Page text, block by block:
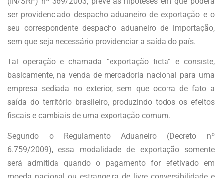
ser providenciado despacho aduaneiro de exportação e o
seu correspondente despacho aduaneiro de importação,
sem que seja necessário providenciar a saída do país.
Tal operação é chamada “exportação ficta” e consiste,
basicamente, na venda de mercadoria nacional para uma
empresa sediada no exterior, sem que ocorra de fato a
saída do território brasileiro, produzindo todos os efeitos
fiscais e cambiais de uma exportação comum.
Segundo o Regulamento Aduaneiro (Decreto nº
6.759/2009), essa modalidade de exportação somente
será admitida quando o pagamento for efetivado em